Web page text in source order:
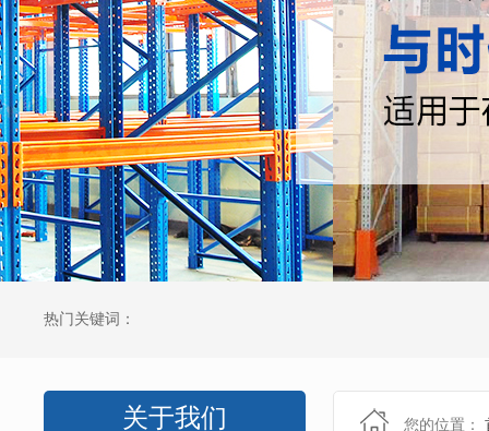
热门关键词：
关于我们 您的位置：